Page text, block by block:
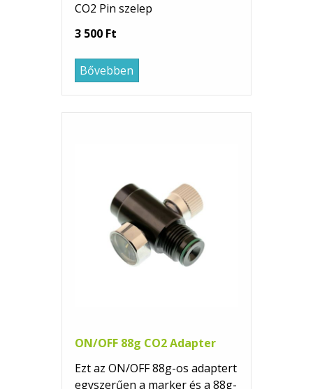
CO2 Pin szelep
3 500 Ft
Bővebben
ON/OFF 88g CO2 Adapter
Ezt az ON/OFF 88g-os adaptert
egyszerűen a marker és a 88g-